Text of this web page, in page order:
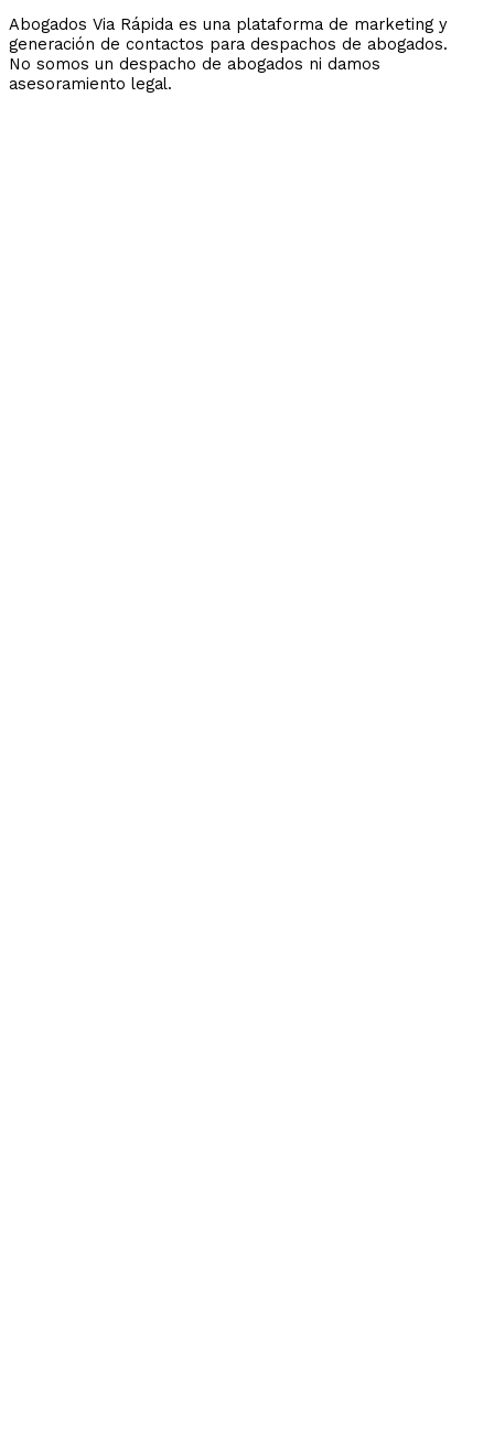
Abogados Via Rápida es una plataforma de marketing y
generación de contactos para despachos de abogados.
No somos un despacho de abogados ni damos
asesoramiento legal.